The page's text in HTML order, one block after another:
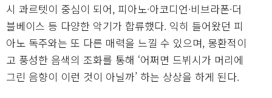
시 콰르텟이 중심이 되어, 피아노·아코디언·비브라폰·더
블베이스 등 다양한 악기가 합류했다. 익히 들어왔던 피
아노 독주와는 또 다른 매력을 느낄 수 있으며, 몽환적이
고 풍성한 음색의 조화를 통해 ‘어쩌면 드뷔시가 머리에
그린 음향이 이런 것이 아닐까’ 하는 상상을 하게 된다.